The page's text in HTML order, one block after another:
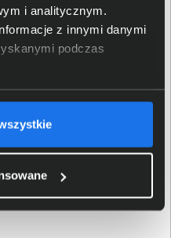
i analitycznym.
z innymi danymi
podczas